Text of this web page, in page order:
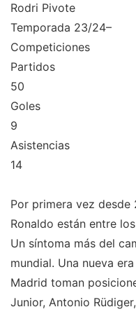
Rodri Pivote
Temporada 23/24–
Competiciones
Partidos
50
Goles
9
Asistencias
14
Por primera vez desde
Ronaldo están entre
Un síntoma más del
mundial. Una nueva
Madrid toman
Junior, Antonio